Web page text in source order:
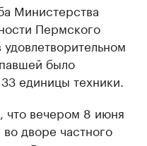
Министерства
Пермского
было
единицы техники.
вечером 8 июня
во дворе частного